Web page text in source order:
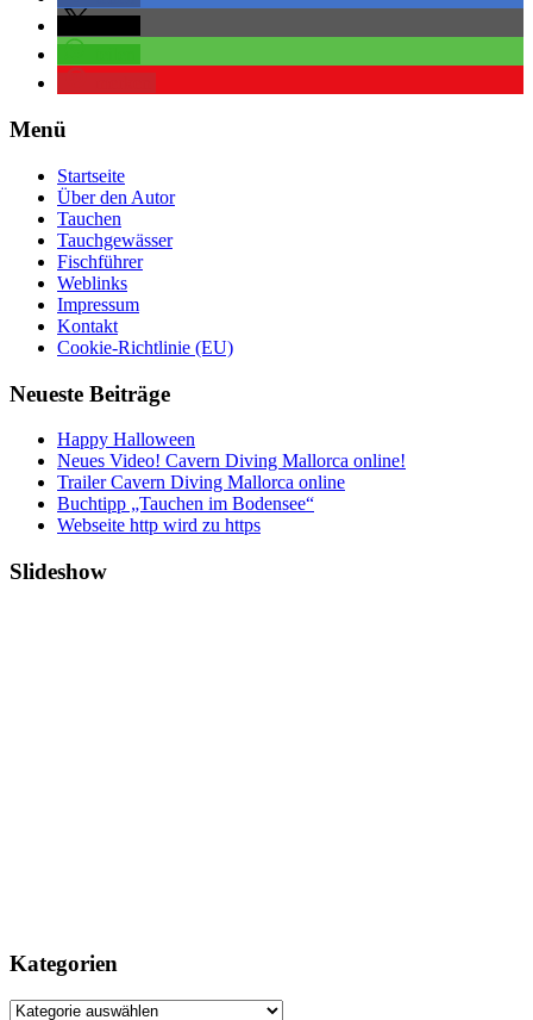
Menü
Startseite
Über den Autor
Tauchen
Tauchgewässer
Fischführer
Weblinks
Impressum
Kontakt
Cookie-Richtlinie (EU)
Neueste Beiträge
Happy Halloween
Neues Video! Cavern Diving Mallorca online!
Trailer Cavern Diving Mallorca online
Buchtipp „Tauchen im Bodensee“
Webseite http wird zu https
Slideshow
Kategorien
Kategorien